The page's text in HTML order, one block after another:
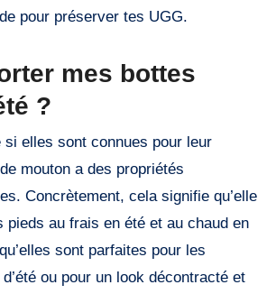
pour préserver tes UGG.
mes bottes
?
mouton a des propriétés
Concrètement, cela signifie qu’elle
pieds au frais en été et au chaud en
sont parfaites pour les
ou pour un look décontracté et